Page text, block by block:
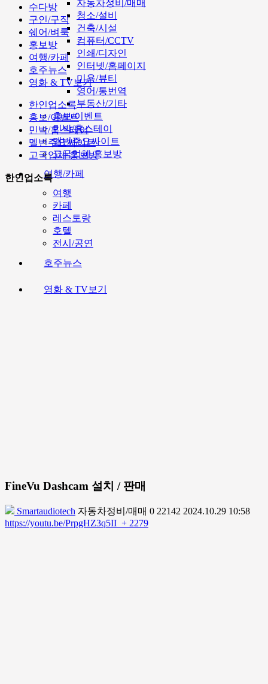
자동차정비/매매
청소/설비
건축/시설
컴퓨터/CCTV
인쇄/디자인
인터넷/홈페이지
미용/뷰티
영어/통번역
부동산/기타
홍보/이벤트
민박/홈스테이
멜번주요싸이트
고국업체 홍보방
여행/카페
여행
카페
레스토랑
호텔
전시/공연
호주뉴스
영화 & TV보기
수다방
구인/구직
쉐어/벼룩
홍보방
여행/카페
호주뉴스
영화 & TV보기
한인업소록
홍보/이벤트
민박/홈스테이
멜번주요싸이트
고국업체 홍보방
한인업소록
FineVu Dashcam 설치 / 판매
Smartaudiotech 자동차정비/매매 0 22142 2024.10.29 10:58
https://youtu.be/PrpgHZ3q5II + 2279